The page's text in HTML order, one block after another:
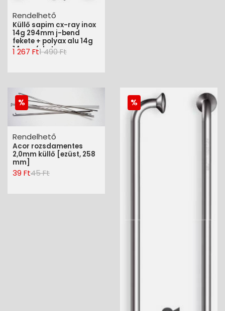
Rendelhető
Küllő sapim cx-ray inox
14g 294mm j-bend
fekete + polyax alu 14g
14mm fekete
1 267 Ft1 490 Ft
Rendelhető
Acor rozsdamentes
2,0mm küllő [ezüst, 258
mm]
39 Ft45 Ft